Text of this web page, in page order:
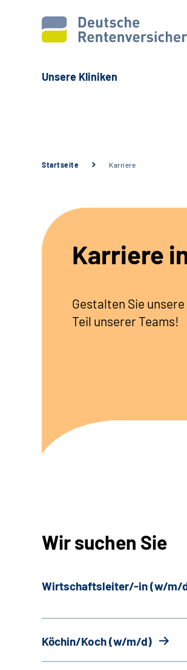
Unsere Kliniken
Startseite Karriere
Karriere
Gestalten Sie
Teil unserer Teams!
Wir suchen Sie
Wirtschaftsleiter/-in (w/m/
Köchin/Koch (w/m/d)